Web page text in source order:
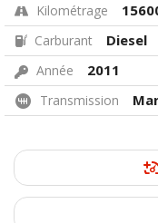
Kilométrage
Carburant Diesel
Année 2011
Transmission